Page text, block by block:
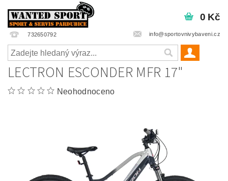
732650792 info@sportovnivybaveni.cz
0 Kč
LECTRON ESCONDER MFR 17"
Neohodnoceno